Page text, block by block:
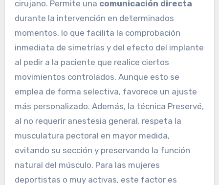
cirujano. Permite una comunicación directa
durante la intervención en determinados
momentos, lo que facilita la comprobación
inmediata de simetrías y del efecto del implante
al pedir a la paciente que realice ciertos
movimientos controlados. Aunque esto se
emplea de forma selectiva, favorece un ajuste
más personalizado. Además, la técnica Preservé,
al no requerir anestesia general, respeta la
musculatura pectoral en mayor medida,
evitando su sección y preservando la función
natural del músculo. Para las mujeres
deportistas o muy activas, este factor es